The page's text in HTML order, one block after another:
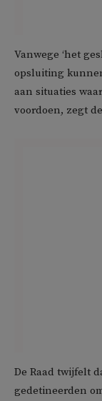
Vanwege ‘het
opsluiting
aan situaties
voordoen, zegt de
De Raad twijfelt
gedetineerden